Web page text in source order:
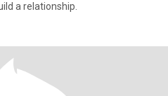
a relationship.